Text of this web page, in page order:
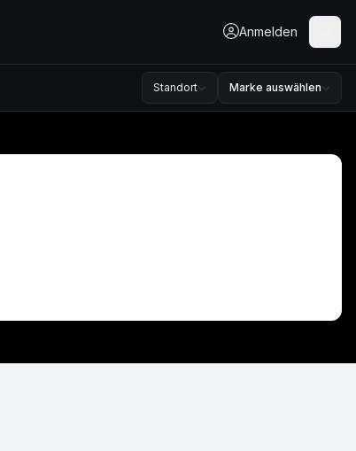
Anmelden
Standort Marke auswählen